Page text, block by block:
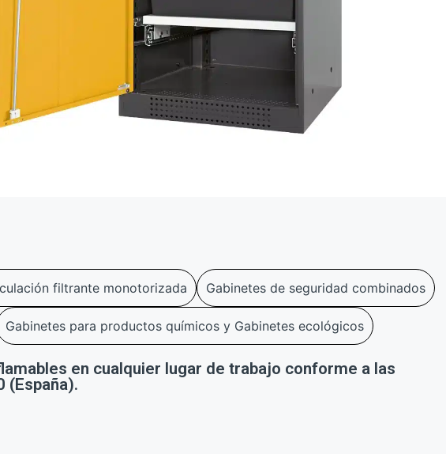
filtrante monotorizada Gabinetes de seguridad combinados
Gabinetes para productos químicos y Gabinetes ecológicos
en cualquier lugar de trabajo conforme a las
(España).